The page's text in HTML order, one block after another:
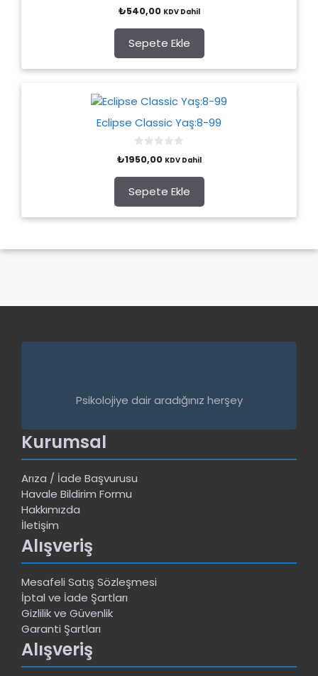
0
o
t
o
f
5
₺540,00 KDV Dahil
Sepete Ekle
Eclipse Classic Yaş:8-99
0
o
t
o
f
5
₺1950,00 KDV Dahil
Sepete Ekle
Psikolojiye dair aradığınız herşey
Kurumsal
Arıza / İade Başvurusu
Havale Bildirim Formu
Hakkımızda
İletişim
Alışveriş
Mesafeli Satış Sözleşmesi
İptal ve İade Şartları
Gizlilik ve Güvenlik
Garanti Şartları
Alışveriş